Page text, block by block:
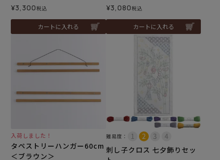
¥3,300税込
カートに入れる
¥3,080税込
カートに入れる
入荷しました！
タペストリーハンガー60cm
＜ブラウン＞
難易度：
刺し子クロス 七夕飾りセッ